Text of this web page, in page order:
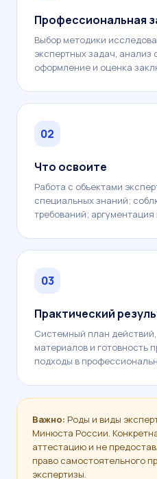
Профессиональная
Выбор методики
экспертных задач, анализ
оформление и оценка
02
Что освоите
Работа с объектами
специальных знаний;
требований; аргументация
03
Практический
Системный план
материалов и готовность
подходы в
Важно: Роды и виды
Минюста России.
аттестацию и не
право самостоятельного
экспертизы.